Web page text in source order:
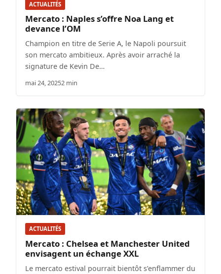
ACTUALITÉS
Mercato : Naples s’offre Noa Lang et
devance l’OM
Champion en titre de Serie A, le Napoli poursuit
son mercato ambitieux. Après avoir arraché la
signature de Kevin De…
mai 24, 20252 min
ACTUALITÉS
Mercato : Chelsea et Manchester United
envisagent un échange XXL
Le mercato estival pourrait bientôt s’enflammer du